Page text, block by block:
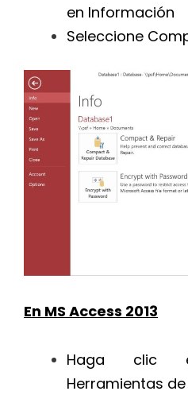
en Información
Seleccione
En MS Access 2013
Haga clic
Herramientas